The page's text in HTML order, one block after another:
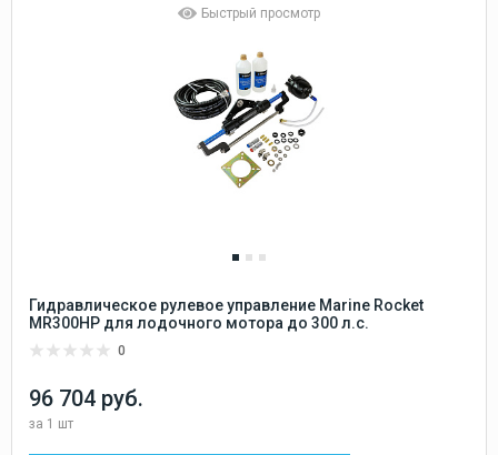
Быстрый просмотр
Гидравлическое рулевое управление Marine Rocket
MR300HP для лодочного мотора до 300 л.с.
0
96 704 руб.
за 1 шт